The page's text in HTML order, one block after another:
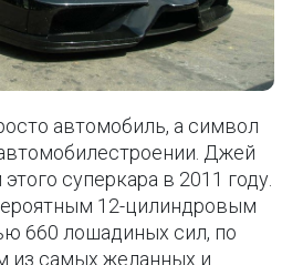
автомобиль, а символ
Джей
суперкара в 2011 году.
12-цилиндровым
660 лошадиных сил, по
из самых желанных и